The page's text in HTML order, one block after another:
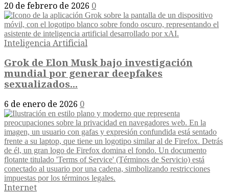
20 de febrero de 2026 0
Inteligencia Artificial
Grok de Elon Musk bajo investigación
mundial por generar deepfakes
sexualizados...
6 de enero de 2026 0
Internet